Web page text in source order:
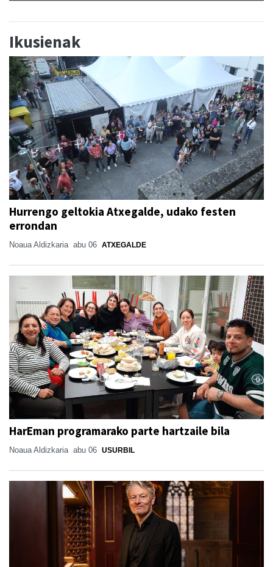
Ikusienak
Hurrengo geltokia Atxegalde, udako festen
errondan
Noaua Aldizkaria abu 06 ATXEGALDE
HarEman programarako parte hartzaile bila
Noaua Aldizkaria abu 06 USURBIL